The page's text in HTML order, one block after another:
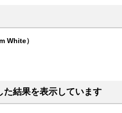
White）
た結果を表示しています